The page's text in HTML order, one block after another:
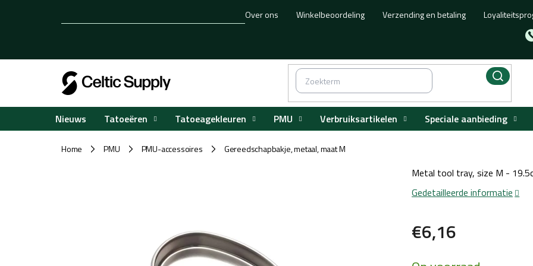
Over ons Winkelbeoordeling Verzending en betaling
Nieuws Tatoeëren Tatoeagekleuren PMU Verbruiksartikelen Speciale aanbieding
Home / PMU / PMU-accessoires / Gereedschapbakje, metaal, maat M
€6,16
Metal tool tray, size M -
Gedetailleerde informatie